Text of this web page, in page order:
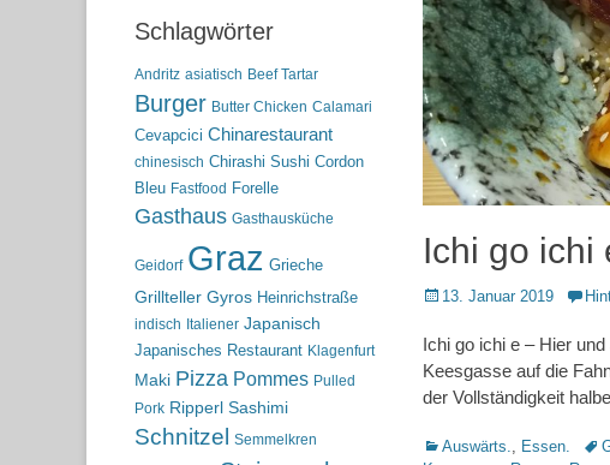
Ichi go ichi
Posted13. Januar 2019
Ichi go ichi e – Hier
Keesgasse auf die
der Vollständigkeit
Kategorien
Auswärts. Essen.
Schlagwörter
Andritz asiatisch Beef Tartar
Burger Butter Chicken Calamari
Cevapcici Chinarestaurant
chinesisch Chirashi Sushi Cordon
Bleu Fastfood Forelle
Gasthaus Gasthausküche
Geidorf Graz Grieche
Grillteller Gyros Heinrichstraße
indisch Italiener Japanisch
Japanisches Restaurant Klagenfurt
Maki Pizza Pommes Pulled
Pork Ripperl Sashimi
Schnitzel Semmelkren